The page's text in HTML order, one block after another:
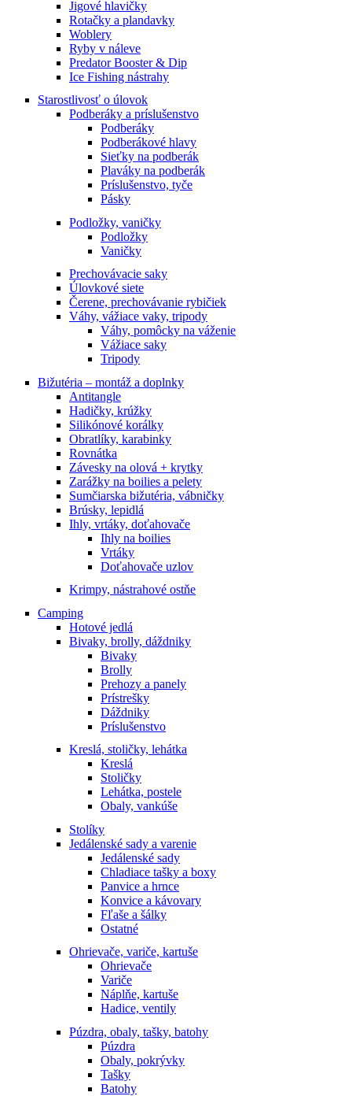
Jigové hlavičky
Rotačky a plandavky
Woblery
Ryby v náleve
Predator Booster & Dip
Ice Fishing nástrahy
Starostlivosť o úlovok
Podberáky a príslušenstvo
Podberáky
Podberákové hlavy
Sieťky na podberák
Plaváky na podberák
Príslušenstvo, tyče
Pásky
Podložky, vaničky
Podložky
Vaničky
Prechovávacie saky
Úlovkové siete
Čerene, prechovávanie rybičiek
Váhy, vážiace vaky, tripody
Váhy, pomôcky na váženie
Vážiace saky
Tripody
Bižutéria – montáž a doplnky
Antitangle
Hadičky, krúžky
Silikónové korálky
Obratlíky, karabinky
Rovnátka
Závesky na olová + krytky
Zarážky na boilies a pelety
Sumčiarska bižutéria, vábničky
Brúsky, lepidlá
Ihly, vrtáky, doťahovače
Ihly na boilies
Vrtáky
Doťahovače uzlov
Krimpy, nástrahové ostňe
Camping
Hotové jedlá
Bivaky, brolly, dáždniky
Bivaky
Brolly
Prehozy a panely
Prístrešky
Dáždniky
Príslušenstvo
Kreslá, stoličky, lehátka
Kreslá
Stoličky
Lehátka, postele
Obaly, vankúše
Stolíky
Jedálenské sady a varenie
Jedálenské sady
Chladiace tašky a boxy
Panvice a hrnce
Konvice a kávovary
Fľaše a šálky
Ostatné
Ohrievače, variče, kartuše
Ohrievače
Variče
Náplňe, kartuše
Hadice, ventily
Púzdra, obaly, tašky, batohy
Púzdra
Obaly, pokrývky
Tašky
Batohy